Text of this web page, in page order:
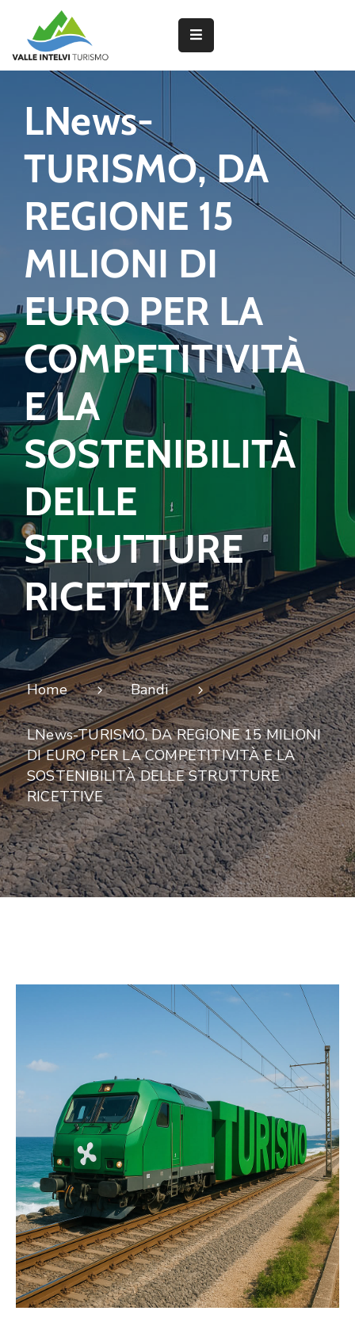
Interventi
Attività
Borghi
Lavorano
con
Dicono
dei
Borghi
PNRR
Borghi
–
Linea
Imprese
Invitalia
LNews-
TURISMO, DA
REGIONE 15
MILIONI DI
EURO PER LA
COMPETITIVITÀ
E LA
SOSTENIBILITÀ
DELLE
STRUTTURE
RICETTIVE
Home Bandi
LNews-TURISMO, DA REGIONE 15 MILIONI
DI EURO PER LA COMPETITIVITÀ E LA
SOSTENIBILITÀ DELLE STRUTTURE
RICETTIVE